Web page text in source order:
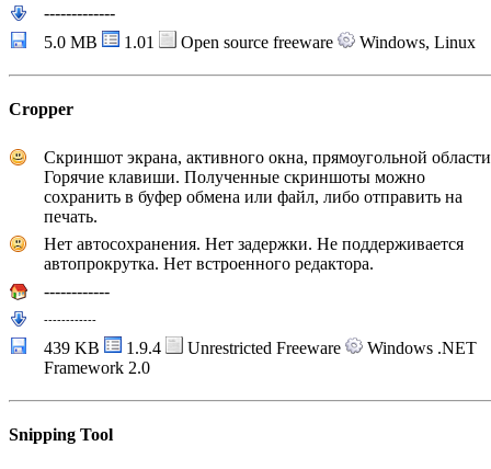
-------------
5.0 MB
1.01 Open source freeware Windows, Linux
Cropper
Скриншот экрана, активного окна, прямоугольной
Горячие клавиши. Полученные скриншоты можно
сохранить в буфер обмена или файл, либо отправить на
печать.
Нет автосохранения. Нет задержки. Не поддерживается
автопрокрутка. Нет встроенного редактора.
------------
------------
439 KB 1.9.4 Unrestricted Freeware
Windows .NET
Framework 2.0
Snipping Tool